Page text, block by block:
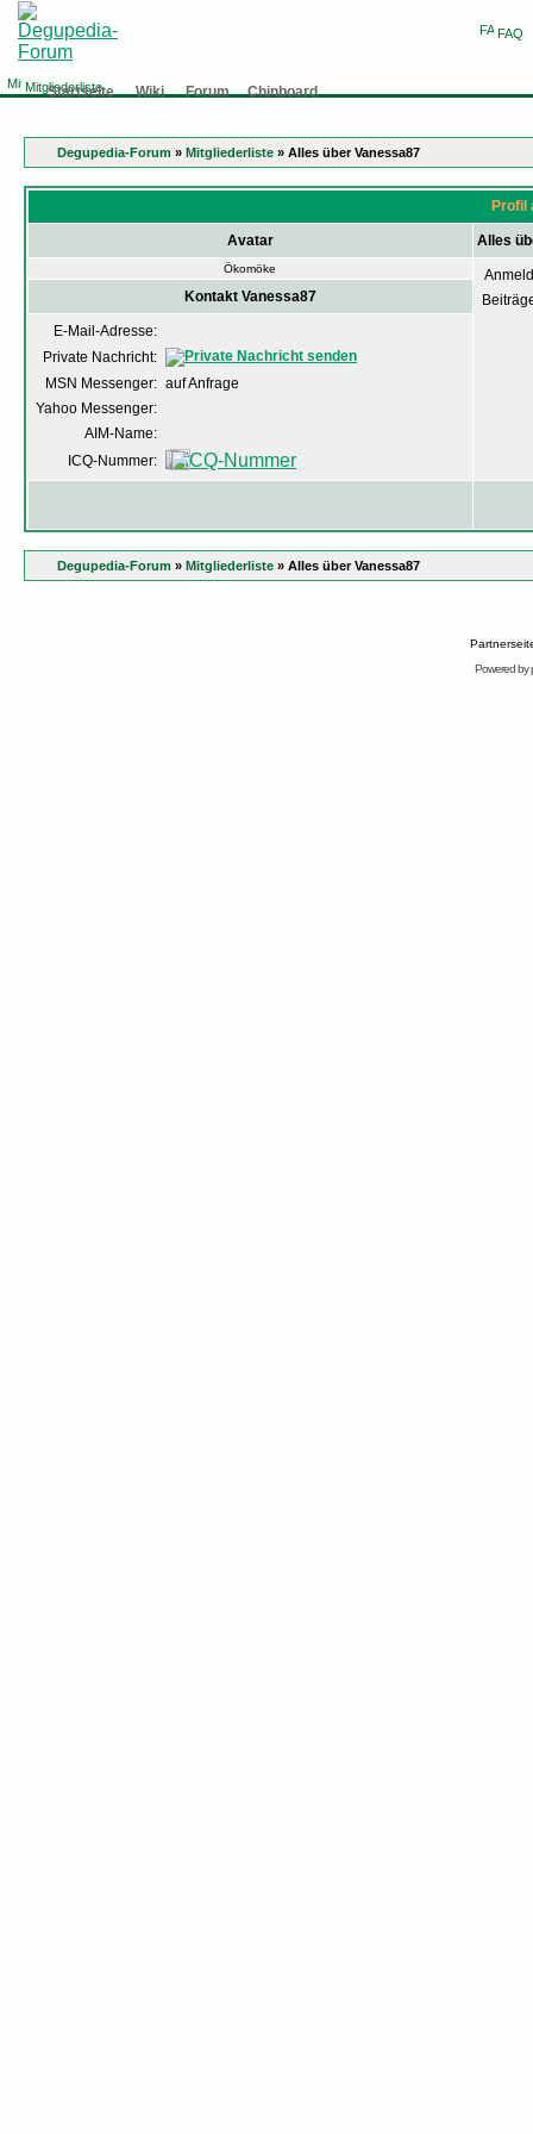
FAQ
Mitgliederliste
Startseite Wiki Forum Chinboard
Degupedia-Forum » Mitgliederliste » Alles über Vanessa87
Profil
Avatar Alles
Ökomöke
Kontakt Vanessa87
E-Mail-Adresse:
Private Nachricht:
MSN Messenger: auf Anfrage
Yahoo Messenger:
AIM-Name:
ICQ-Nummer:
Degupedia-Forum » Mitgliederliste » Alles über Vanessa87
Powered by